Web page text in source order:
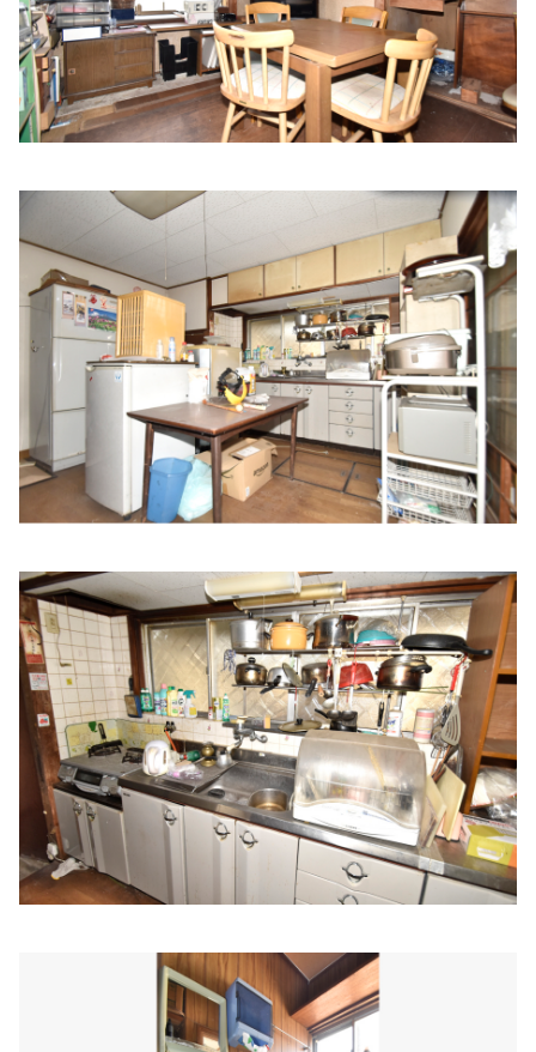
網干駅前味木クリニック
住所:
兵庫県姫路市網干区和久４６２−５ マップで見る
泉内科医院
住所:兵庫県姫路市飾磨区妻鹿９２０ 泉内科 マップで見る
兵庫県姫路市飾磨区構４丁目１２３１−２７ 金澤医院
マップで見る
白井医院
住所:兵庫県姫路市東雲町２丁目２−１ 白井医院 マップで見
清水医院
住所:
兵庫県姫路市飾磨区天神９−９ 清水医院 マップで見る
住所:兵庫県姫路市若菜町２丁目１８−２ 小宮山医院
マップ
で見る
河野医院
石川医院
住所:兵庫県姫路市古二階町１３５ 石川医院 マップで見る
ナカムラ医院
住所:兵庫県姫路市下寺町１１１ 優雅 III マップで見る
相仁
住所:兵庫県姫路市東雲町３丁目１３ マップで見る
野里ファミリークリニック
住所: 兵庫県姫路市野里１７６−６ マップで見る
藤戸内科
住所:兵庫県姫路市飾磨区恵美酒２１３−７ マップで見る
兵庫県姫路市余部区上余部７５８−１
きむら内科クリニック
兵庫県姫路市飾磨区上野田６丁目３−１